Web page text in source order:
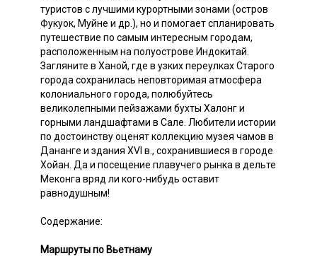
туристов с лучшими курортными зонами (остров
Фукуок, Муйне и др.), но и помогает спланировать
путешествие по самым интересным городам,
расположенным на полуострове Индокитай.
Загляните в Ханой, где в узких переулках Старого
города сохранилась неповторимая атмосфера
колониального города, полюбуйтесь
великолепными пейзажами бухты Халонг и
горными ландшафтами в Сале. Любители истории
по достоинству оценят коллекцию музея чамов в
Дананге и здания XVI в., сохранившиеся в городе
Хойан. Да и посещение плавучего рынка в дельте
Меконга вряд ли кого-нибудь оставит
равнодушным!
Содержание:
Маршруты по Вьетнаму